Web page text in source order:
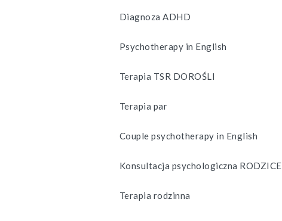
Diagnoza ADHD
Psychotherapy in English
Terapia TSR DOROŚLI
Terapia par
Couple psychotherapy in English
Konsultacja psychologiczna RODZICE
Terapia rodzinna